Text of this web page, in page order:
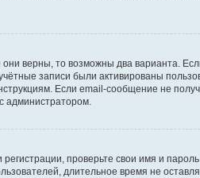
верны, то возможны два варианта.
записи были активированы
Если email-сообщение не
администратором.
проверьте свои имя и
длительное время не